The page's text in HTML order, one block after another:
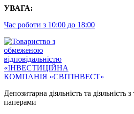
Перейти
контенту
УВАГА:
Час роботи з 10:00 до 18:00
Депозитарна діяльність та діяльність
паперами